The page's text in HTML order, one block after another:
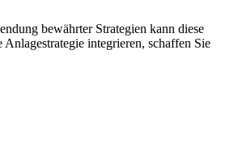
bewährter Strategien kann diese
integrieren, schaffen Sie